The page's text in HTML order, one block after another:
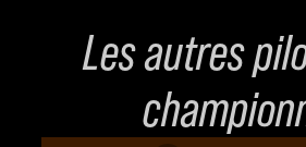
Les autres